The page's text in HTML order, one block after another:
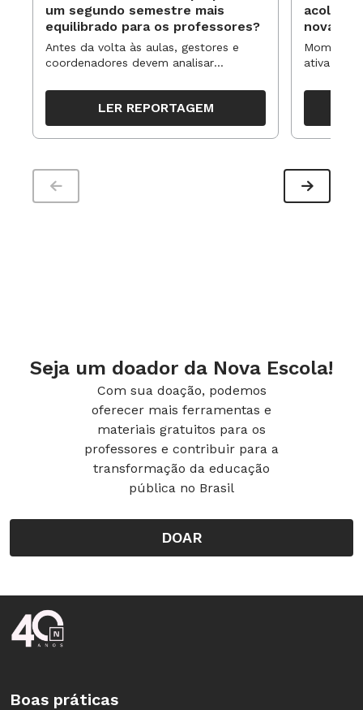
um segundo semestre mais
equilibrado para os professores?
Antes da volta às aulas, gestores e
coordenadores devem analisar
organizar ações para orientar o
trabalho pedagógico ao longo do
período
LER REPORTAGEM
novas
ativa
propostas
Seja um doador da Nova Escola!
Com sua doação, podemos
oferecer mais ferramentas e
materiais gratuitos para os
professores e contribuir para a
transformação da educação
pública no Brasil
DOAR
Rodapé da Nova Escola
Boas práticas